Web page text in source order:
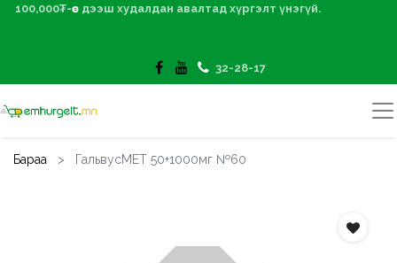
100,000₮-өөс дээш худалдан авалтад хүргэлт үнэгүй.
32-28-17
Бараа ГальвусМЕТ 50+1000мг №60